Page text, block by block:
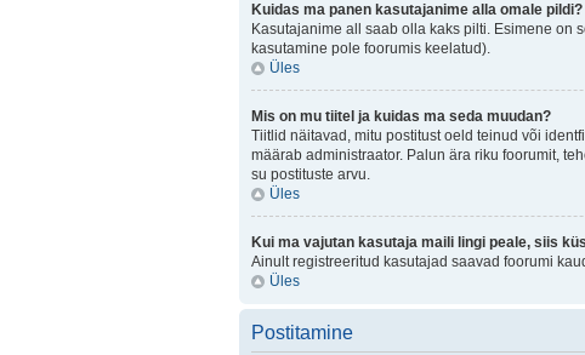
Kuidas ma panen kasutajanime alla omale pildi?
Kasutajanime all saab olla kaks pilti. Esimene on
kasutamine pole foorumis keelatud).
Üles
Mis on mu tiitel ja kuidas ma seda muudan?
Tiitlid näitavad, mitu postitust oeld teinud või
määrab administraator. Palun ära riku foorumit,
su postituste arvu.
Üles
Kui ma vajutan kasutaja maili lingi peale, siis
Ainult registreeritud kasutajad saavad foorumi
Üles
Postitamine